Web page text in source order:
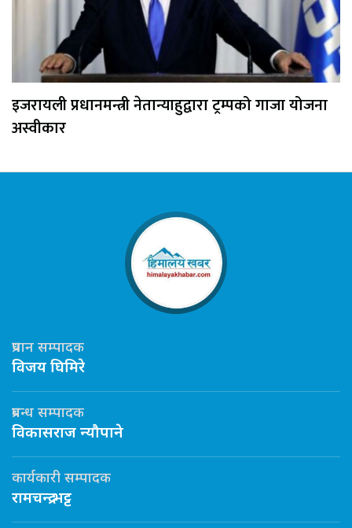
इजरायली प्रधानमन्त्री नेतान्याहुद्वारा ट्रम्पको गाजा योजना
अस्वीकार
प्रधान सम्पादक
विजय घिमिरे
प्रबन्ध सम्पादक
विकासराज न्यौपाने
कार्यकारी सम्पादक
रामचन्द्र भट्ट